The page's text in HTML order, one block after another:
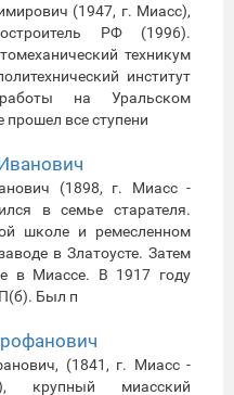
(1947, г. Миасс),
РФ (1996).
техникум
институт
на Уральском
все ступени
(1898, г. Миасс -
в семье старателя.
школе и ремесленном
в Златоусте. Затем
в Миассе. В 1917 году
Был п
(1841, г. Миасс -
крупный миасский